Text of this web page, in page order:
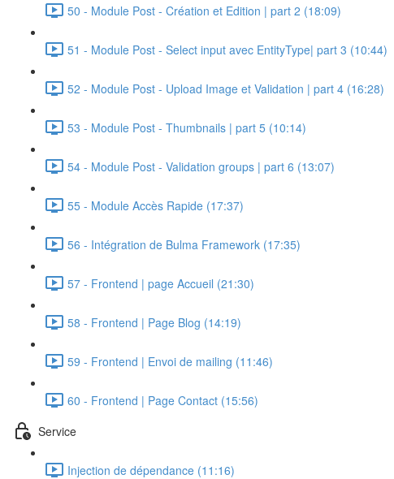
50 - Module Post - Création et Edition | part 2 (18:09)
51 - Module Post - Select input avec EntityType| part 3 (10:44)
52 - Module Post - Upload Image et Validation | part 4 (16:28)
53 - Module Post - Thumbnails | part 5 (10:14)
54 - Module Post - Validation groups | part 6 (13:07)
55 - Module Accès Rapide (17:37)
56 - Intégration de Bulma Framework (17:35)
57 - Frontend | page Accueil (21:30)
58 - Frontend | Page Blog (14:19)
59 - Frontend | Envoi de mailing (11:46)
60 - Frontend | Page Contact (15:56)
Service
Injection de dépendance (11:16)